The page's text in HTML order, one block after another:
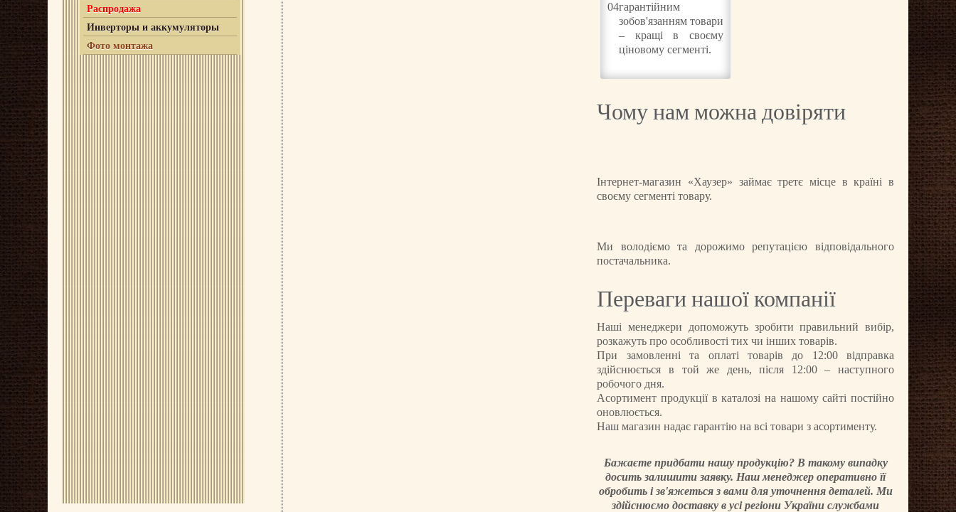
Распродажа
Инверторы и аккумуляторы
Фото монтажа
04гарантійним
зобов'язанням товари
– кращі в своєму
ціновому сегменті.
Чому нам можна довіряти
Інтернет-магазин «Хаузер» займає третє місце в країні в
своєму сегменті товару.
Ми володіємо та дорожимо репутацією відповідального
постачальника.
Переваги нашої компанії
Наші менеджери допоможуть зробити правильний вибір,
розкажуть про особливості тих чи інших товарів.
При замовленні та оплаті товарів до 12:00 відправка
здійснюється в той же день, після 12:00 – наступного
робочого дня.
Асортимент продукції в каталозі на нашому сайті постійно
оновлюється.
Наш магазин надає гарантію на всі товари з асортименту.
Бажаєте придбати нашу продукцію? В такому випадку
досить залишити заявку. Наш менеджер оперативно її
обробить і зв'яжеться з вами для уточнення деталей. Ми
здійснюємо доставку в усі регіони України службами